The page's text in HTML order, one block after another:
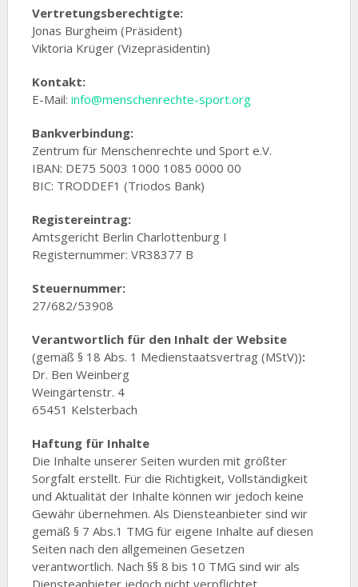
Vertretungsberechtigte:
Jonas Burgheim (Präsident)
Viktoria Krüger (Vizepräsidentin)
Kontakt:
E-Mail: info@menschenrechte-sport.org
Bankverbindung:
Zentrum für Menschenrechte und Sport e.V.
IBAN: DE75 5003 1000 1085 0000 00
BIC: TRODDEF1 (Triodos Bank)
Registereintrag:
Amtsgericht Berlin Charlottenburg I
Registernummer: VR38377 B
Steuernummer:
27/682/53908
Verantwortlich für den Inhalt der Website
(gemäß § 18 Abs. 1 Medienstaatsvertrag (MStV)):
Dr. Ben Weinberg
Weingärtenstr. 4
65451 Kelsterbach
Haftung für Inhalte
Die Inhalte unserer Seiten wurden mit größter
Sorgfalt erstellt. Für die Richtigkeit, Vollständigkeit
und Aktualität der Inhalte können wir jedoch keine
Gewähr übernehmen. Als Diensteanbieter sind wir
gemäß § 7 Abs.1 TMG für eigene Inhalte auf diesen
Seiten nach den allgemeinen Gesetzen
verantwortlich. Nach §§ 8 bis 10 TMG sind wir als
Diensteanbieter jedoch nicht verpflichtet,